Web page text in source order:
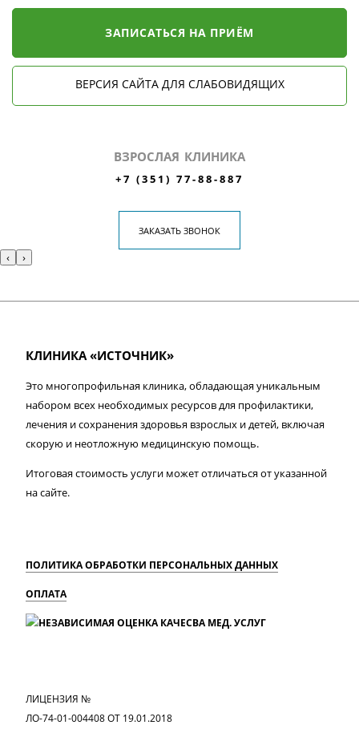
ЗАПИСАТЬСЯ НА ПРИЁМ
ВЕРСИЯ САЙТА ДЛЯ СЛАБОВИДЯЩИХ
ВЗРОСЛАЯ КЛИНИКА
+7 (351) 77-88-887
ЗАКАЗАТЬ ЗВОНОК
‹ ›
КЛИНИКА «ИСТОЧНИК»
Это многопрофильная клиника, обладающая уникальным
набором всех необходимых ресурсов для профилактики,
лечения и сохранения здоровья взрослых и детей, включая
скорую и неотложную медицинскую помощь.
Итоговая стоимость услуги может отличаться от указанной
на сайте.
ПОЛИТИКА ОБРАБОТКИ ПЕРСОНАЛЬНЫХ ДАННЫХ
ОПЛАТА
ЛИЦЕНЗИЯ №
ЛО-74-01-004408 ОТ 19.01.2018